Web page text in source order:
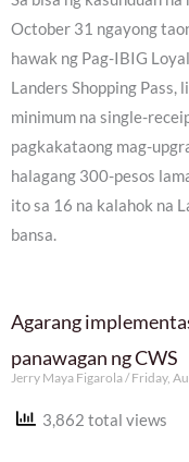
October 31 ngayong
hawak ng Pag-IBIG
Landers Shopping Pass,
minimum na single-
pagkakataong mag-
halagang 300-pesos
ito sa 16 na kalahok na
bansa.
Agarang
panawagan ng CWS
Jerry Maya Figarola Friday,
3,862 total views